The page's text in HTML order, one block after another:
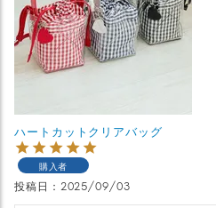
ハートカットクリアバッグ
購入者
投稿日 2025/09/03